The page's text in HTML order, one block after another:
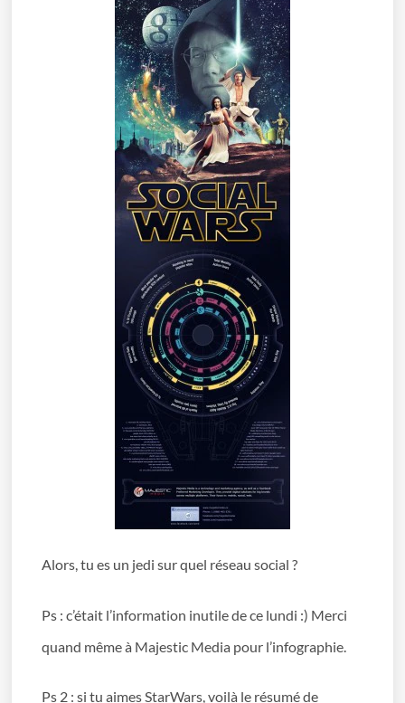
Alors, tu es un jedi sur quel réseau social ?
Ps : c’était l’information inutile de ce lundi :) Merci
quand même à Majestic Media pour l’infographie.
Ps 2 : si tu aimes StarWars, voilà le résumé de